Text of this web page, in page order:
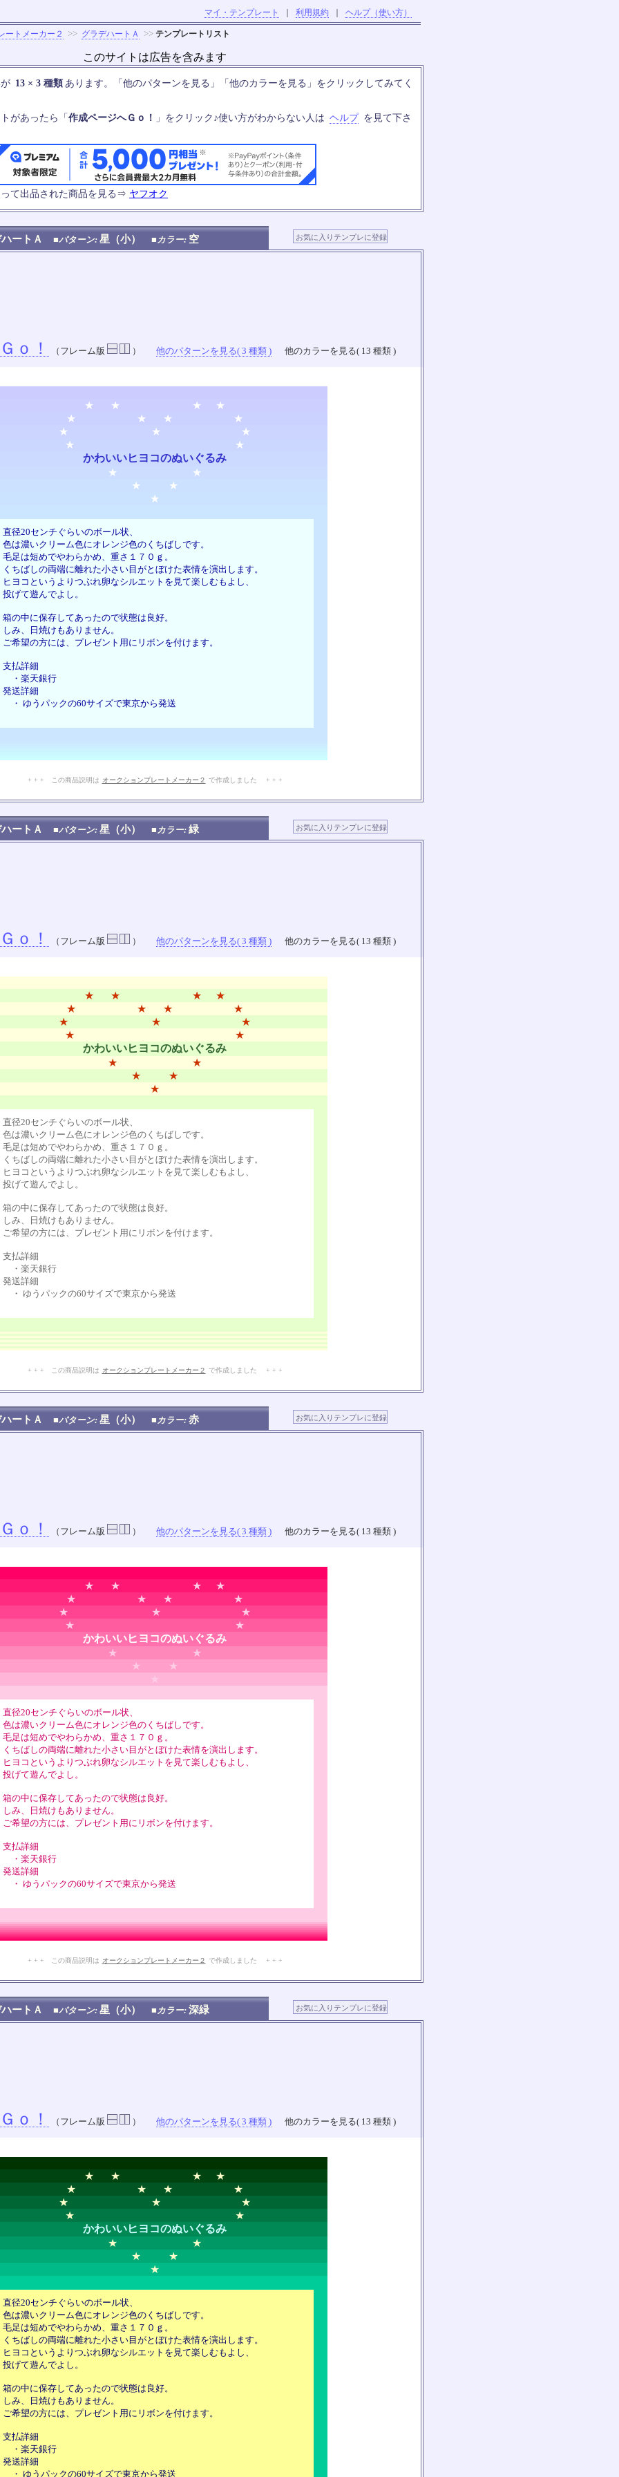
マイ・テンプレート 利用規約 ヘルプ（使い方）
ートメーカー２ >> グラデハートＡ >> テンプレートリスト
このサイトは広告を含みます
13 × 3 種類 あります。「他のパターンを見る」「他のカラーを見る」をクリックしてみてく
があったら「 作成ページへＧｏ！ 」をクリック♪使い方がわからない人は ヘルプ を見て下さ
て出品された商品を見る⇒ ヤフオク
ハートＡ ■パターン: 星（小） ■カラー: 空
ｏ！ （フレーム版 ） 他のパターンを見る( 3 種類 ) 他のカラーを見る( 13 種類 )
★ ★ ★ ★
★ ★ ★ ★
★ ★ ★
★ ★
かわいいヒヨコのぬいぐるみ
★ ★
★ ★
★
直径20センチぐらいのボール状、
色は濃いクリーム色にオレンジ色のくちばしです。
毛足は短めでやわらかめ、重さ１７０ｇ。
くちばしの両端に離れた小さい目がとぼけた表情を演出します。
ヒヨコというよりつぶれ卵なシルエットを見て楽しむもよし、
投げて遊んでよし。
箱の中に保存してあったので状態は良好。
しみ、日焼けもありません。
ご希望の方には、プレゼント用にリボンを付けます。
支払詳細
・楽天銀行
発送詳細
・ ゆうパックの60サイズで東京から発送
+ + + この商品説明は オークションプレートメーカー２ で作成しました + + +
ハートＡ ■パターン: 星（小） ■カラー: 緑
ｏ！ （フレーム版 ） 他のパターンを見る( 3 種類 ) 他のカラーを見る( 13 種類 )
★ ★ ★ ★
★ ★ ★ ★
★ ★ ★
★ ★
かわいいヒヨコのぬいぐるみ
★ ★
★ ★
★
直径20センチぐらいのボール状、
色は濃いクリーム色にオレンジ色のくちばしです。
毛足は短めでやわらかめ、重さ１７０ｇ。
くちばしの両端に離れた小さい目がとぼけた表情を演出します。
ヒヨコというよりつぶれ卵なシルエットを見て楽しむもよし、
投げて遊んでよし。
箱の中に保存してあったので状態は良好。
しみ、日焼けもありません。
ご希望の方には、プレゼント用にリボンを付けます。
支払詳細
・楽天銀行
発送詳細
・ ゆうパックの60サイズで東京から発送
+ + + この商品説明は オークションプレートメーカー２ で作成しました + + +
ハートＡ ■パターン: 星（小） ■カラー: 赤
ｏ！ （フレーム版 ） 他のパターンを見る( 3 種類 ) 他のカラーを見る( 13 種類 )
★ ★ ★ ★
★ ★ ★ ★
★ ★ ★
★ ★
かわいいヒヨコのぬいぐるみ
★ ★
★ ★
直径20センチぐらいのボール状、
色は濃いクリーム色にオレンジ色のくちばしです。
毛足は短めでやわらかめ、重さ１７０ｇ。
くちばしの両端に離れた小さい目がとぼけた表情を演出します。
ヒヨコというよりつぶれ卵なシルエットを見て楽しむもよし、
投げて遊んでよし。
箱の中に保存してあったので状態は良好。
しみ、日焼けもありません。
ご希望の方には、プレゼント用にリボンを付けます。
支払詳細
・楽天銀行
発送詳細
・ ゆうパックの60サイズで東京から発送
+ + + この商品説明は オークションプレートメーカー２ で作成しました + + +
ハートＡ ■パターン: 星（小） ■カラー: 深緑
ｏ！ （フレーム版 ） 他のパターンを見る( 3 種類 ) 他のカラーを見る( 13 種類 )
★ ★ ★ ★
★ ★ ★ ★
★ ★ ★
★ ★
かわいいヒヨコのぬいぐるみ
★ ★
★ ★
★
直径20センチぐらいのボール状、
色は濃いクリーム色にオレンジ色のくちばしです。
毛足は短めでやわらかめ、重さ１７０ｇ。
くちばしの両端に離れた小さい目がとぼけた表情を演出します。
ヒヨコというよりつぶれ卵なシルエットを見て楽しむもよし、
投げて遊んでよし。
箱の中に保存してあったので状態は良好。
しみ、日焼けもありません。
ご希望の方には、プレゼント用にリボンを付けます。
支払詳細
・楽天銀行
発送詳細
・ ゆうパックの60サイズで東京から発送